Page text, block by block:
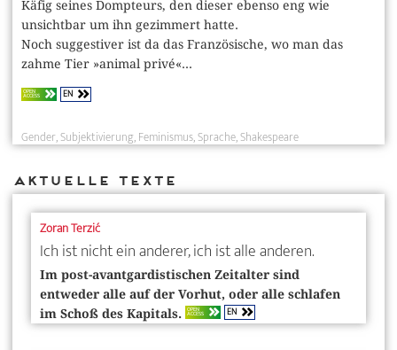
Käfig seines Dompteurs, den dieser ebenso eng wie
unsichtbar um ihn gezimmert hatte.
Noch suggestiver ist da das Französische, wo man das
zahme Tier »animal privé«...
OPEN
ACCESS EN
Gender Subjektivierung Feminismus Sprache Shakespeare
Aktuelle Texte
Zoran Terzić
Ich ist nicht ein anderer, ich ist alle anderen.
Im post-avantgardistischen Zeitalter sind
entweder alle auf der Vorhut, oder alle schlafen
im Schoß des Kapitals. OPEN
ACCESS EN